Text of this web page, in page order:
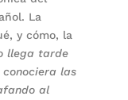
La
y cómo, la
llega tarde
conociera las
al